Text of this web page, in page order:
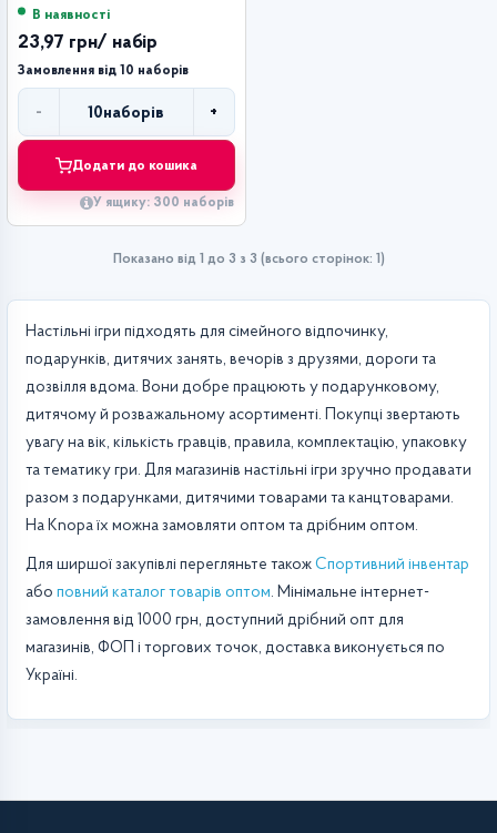
В наявності
23,97 грн/ набір
Замовлення від 10 наборів
-
Кількість
10наборів +
Додати до кошика
У ящику: 300 наборів
Показано від 1 до 3 з 3 (всього сторінок: 1)
Настільні ігри підходять для сімейного відпочинку,
подарунків, дитячих занять, вечорів з друзями, дороги та
дозвілля вдома. Вони добре працюють у подарунковому,
дитячому й розважальному асортименті. Покупці звертають
увагу на вік, кількість гравців, правила, комплектацію, упаковку
та тематику гри. Для магазинів настільні ігри зручно продавати
разом з подарунками, дитячими товарами та канцтоварами.
На Knopa їх можна замовляти оптом та дрібним оптом.
Для ширшої закупівлі перегляньте також Спортивний інвентар
або повний каталог товарів оптом. Мінімальне інтернет-
замовлення від 1000 грн, доступний дрібний опт для
магазинів, ФОП і торгових точок, доставка виконується по
Україні.